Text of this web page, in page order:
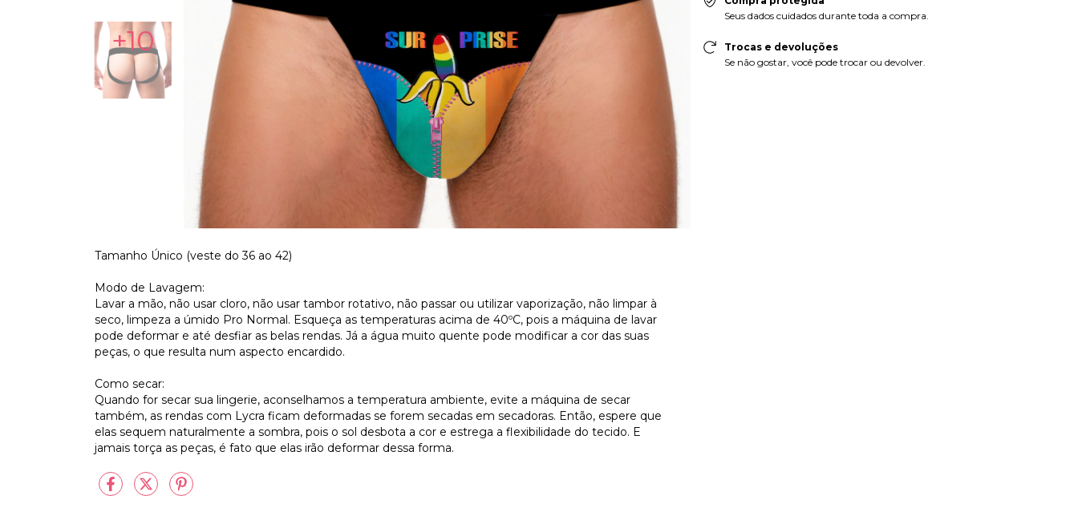
+10
Tamanho Único (veste do 36 ao 42)
Modo de Lavagem:
Lavar a mão, não usar cloro, não usar tambor rotativo, não passar ou utilizar vaporização, não limpar à
seco, limpeza a úmido Pro Normal. Esqueça as temperaturas acima de 40ºC, pois a máquina de lavar
pode deformar e até desfiar as belas rendas. Já a água muito quente pode modificar a cor das suas
peças, o que resulta num aspecto encardido.
Como secar:
Quando for secar sua lingerie, aconselhamos a temperatura ambiente, evite a máquina de secar
também, as rendas com Lycra ficam deformadas se forem secadas em secadoras. Então, espere que
elas sequem naturalmente a sombra, pois o sol desbota a cor e estrega a flexibilidade do tecido. E
jamais torça as peças, é fato que elas irão deformar dessa forma.
Seus dados cuidados durante toda a compra.
Trocas e devoluções
Se não gostar, você pode trocar ou devolver.